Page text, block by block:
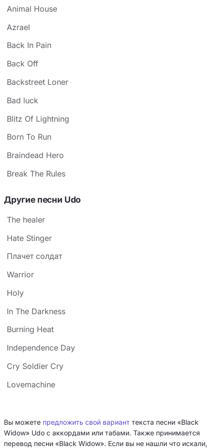
Animal House
Azrael
Back In Pain
Back Off
Backstreet Loner
Bad luck
Blitz Of Lightning
Born To Run
Braindead Hero
Break The Rules
Другие песни Udo
The healer
Hate Stinger
Плачет солдат
Warrior
Holy
In The Darkness
Burning Heat
Independence Day
Cry Soldier Cry
Lovemachine
Вы можете предложить свой вариант текста песни «Black
Widow» Udo с аккордами или табами. Также принимается
перевод песни «Black Widow». Если вы не нашли что искали,